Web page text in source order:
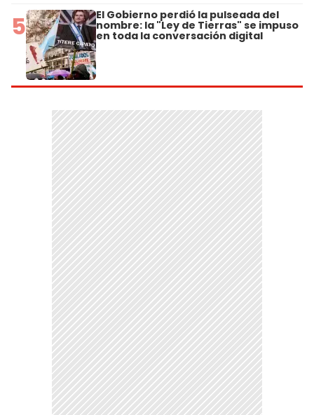
5 El Gobierno perdió la pulseada del
nombre: la "Ley de Tierras" se impuso
en toda la conversación digital